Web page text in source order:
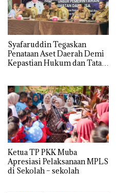
Syafaruddin Tegaskan
Penataan Aset Daerah Demi
Kepastian Hukum dan Tata
Ketua TP PKK Muba
Apresiasi Pelaksanaan MPLS
di Sekolah – sekolah